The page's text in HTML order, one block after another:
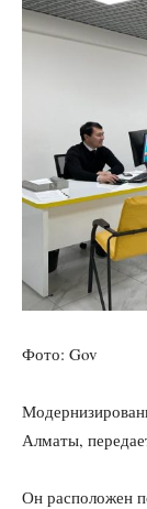
Фото: Gov
Алматы,
Он расположен